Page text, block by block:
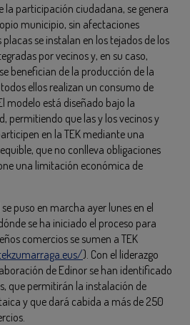
la participación ciudadana, se genera
municipio, sin afectaciones
se instalan en los tejados de los
por vecinos y, en su caso,
benefician de la producción de la
ellos realizan un consumo de
modelo está diseñado bajo la
permitiendo que las y los vecinos y
en la TEK mediante una
que no conlleva obligaciones
una limitación económica de
puso en marcha ayer lunes en el
se ha iniciado el proceso para
comercios se sumen a TEK
). Con el liderazgo
de Edinor se han identificado
que permitirán la instalación de
y que dará cabida a más de 250